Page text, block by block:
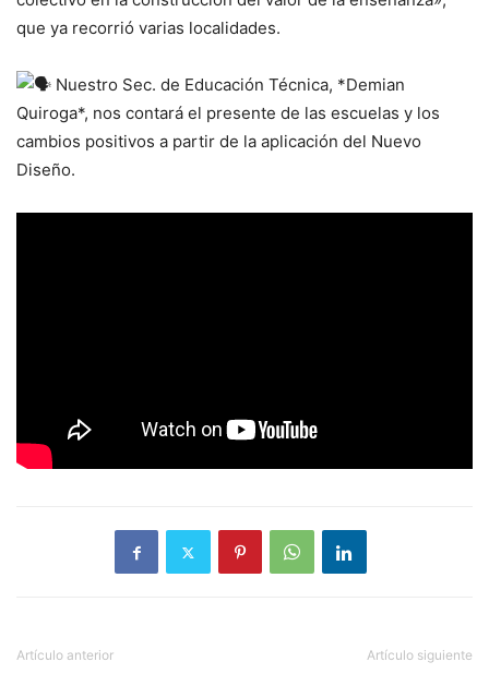
que ya recorrió varias localidades.
Nuestro Sec. de Educación Técnica, *Demian
Quiroga*, nos contará el presente de las escuelas y los
cambios positivos a partir de la aplicación del Nuevo
Diseño.
Artículo anterior Artículo siguiente